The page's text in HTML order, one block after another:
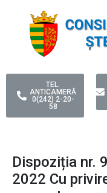
TEL.
ANTICAMERĂ
0(242) 2-20-
58
Dispoziția nr.
2022 Cu